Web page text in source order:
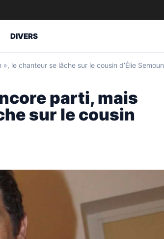
DIVERS
le chanteur se lâche sur le cousin d’Élie Semoun
parti, mais
sur le cousin